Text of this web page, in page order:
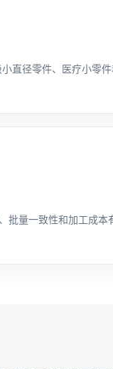
直径零件、医疗小零
批量一致性和加工成本